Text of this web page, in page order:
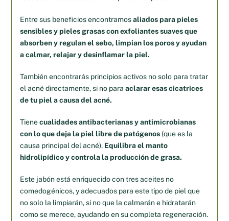
Entre sus beneficios encontramosaliados para pieles
sensibles y pieles grasas con exfoliantes suaves que
absorben y regulan el sebo, limpian los poros y ayudan
a calmar, relajar y desinflamar la piel.
También encontrarás principios activos no solo para tratar
el acné directamente, si no paraaclarar esas cicatrices
de tu piel a causa del acné.
Tienecualidades antibacterianas y antimicrobianas
con lo que deja la piel libre de patógenos (que es la
causa principal del acné). Equilibra el manto
hidrolipídico y controla la producción de grasa.
Este jabón está enriquecido con tres aceites no
comedogénicos, y adecuados para este tipo de piel que
no solo la limpiarán, si no que la calmarán e hidratarán
como se merece, ayudando en su completa regeneración.